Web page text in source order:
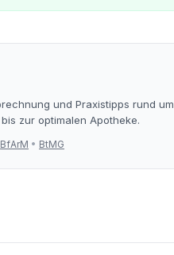
und Praxistipps rund
zur optimalen Apotheke.
BfArM • BtMG